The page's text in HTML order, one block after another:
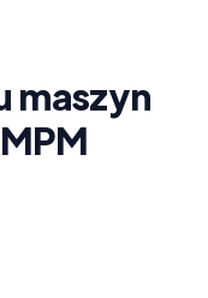
maszyn